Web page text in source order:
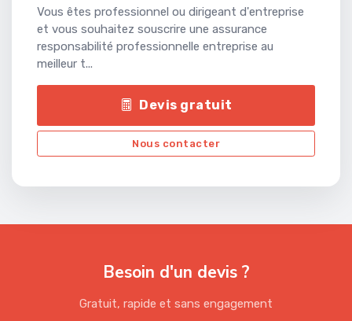
Vous êtes professionnel ou dirigeant d'entreprise
et vous souhaitez souscrire une assurance
responsabilité professionnelle entreprise au
meilleur t...
Devis gratuit
Nous contacter
Besoin d'un devis ?
Gratuit, rapide et sans engagement